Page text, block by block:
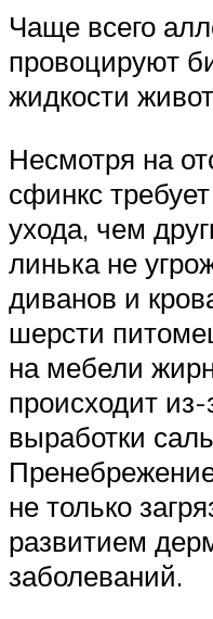
Чаще всего
провоцируют
жидкости
Несмотря на
сфинкс
ухода, чем
линька не
диванов и
шерсти
на мебели
происходит
выработки
не только
развитием
заболеваний.